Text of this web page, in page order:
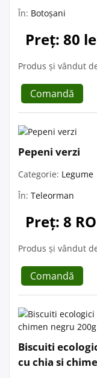
În: Botoșani
Preț: 80
Produs și vândut
Comandă
Pepeni verzi
Categorie: Legume
În: Teleorman
Preț: 8
Produs și vândut
Comandă
Biscuiti
cu chia si